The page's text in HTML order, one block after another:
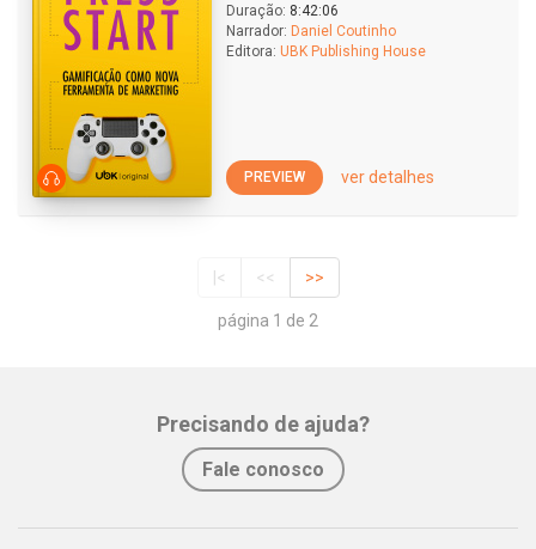
Duração: 8:42:06
Narrador: Daniel Coutinho
Editora: UBK Publishing House
PREVIEW ver detalhes
|< << >>
página 1 de 2
Precisando de ajuda?
Fale conosco